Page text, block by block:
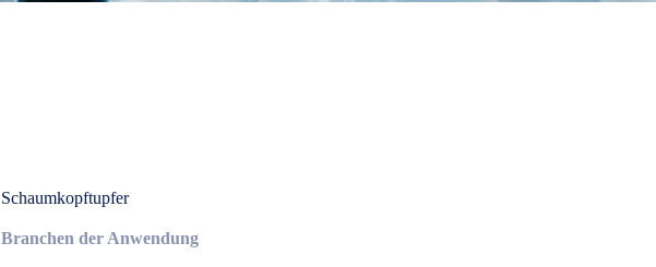
Schaumkopftupfer
Branchen der Anwendung